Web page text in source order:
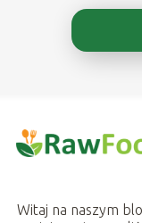
Witaj na naszym